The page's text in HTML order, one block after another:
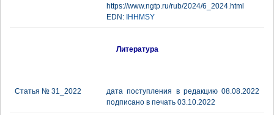
https://www.ngtp.ru/rub/2024/6_2024.html
EDN: IHHMSY
Литература
Статья № 31_2022
дата поступления в редакцию 08.08.2022
подписано в печать 03.10.2022